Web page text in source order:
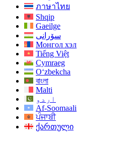
ภาษาไทย
Shqip
Gaeilge
سۆرانی
Монгол хэл
Tiếng Việt
Cymraeg
O‘zbekcha
বাংলা
Malti
اردو
Af-Soomaali
ਪੰਜਾਬੀ
ქართული